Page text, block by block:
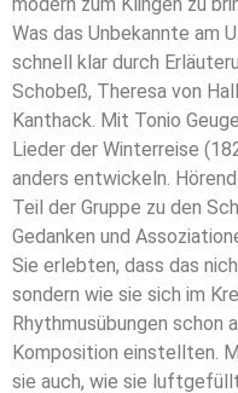
modern zum Klingen zu
Was das Unbekannte am
schnell klar durch
Schobeß, Theresa von
Kanthack. Mit Tonio
Lieder der Winterreise
anders entwickeln.
Teil der Gruppe zu den
Gedanken und
Sie erlebten, dass das
sondern wie sie sich im
Rhythmusübungen schon
Komposition einstellten.
sie auch, wie sie